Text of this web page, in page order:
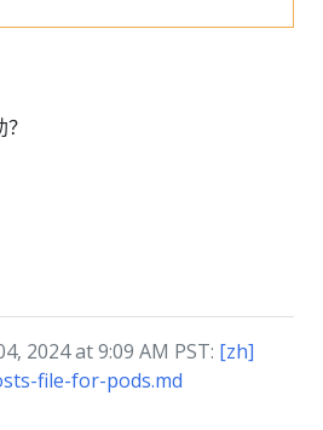
2024 at 9:09 AM PST: [zh]
file-for-pods.md